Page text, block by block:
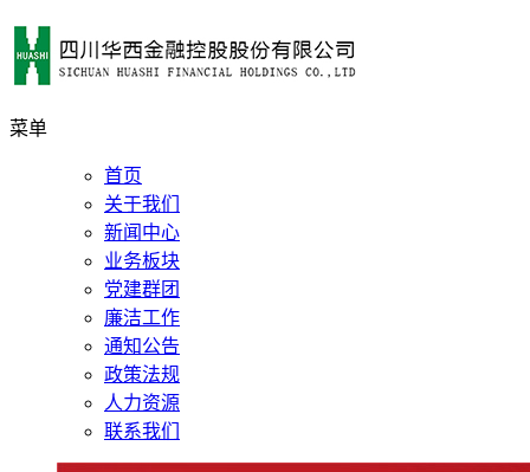
菜单
首页
关于我们
新闻中心
业务板块
党建群团
廉洁工作
通知公告
政策法规
人力资源
联系我们